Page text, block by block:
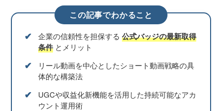
この記事でわかること
✔︎ 企業の信頼性を担保する公式バッジの最新取得
条件 とメリット
✔︎
リール動画を中心としたショート動画戦略の具
体的な構築法
✔︎
UGCや収益化新機能を活用した持続可能なアカ
ウント運用術